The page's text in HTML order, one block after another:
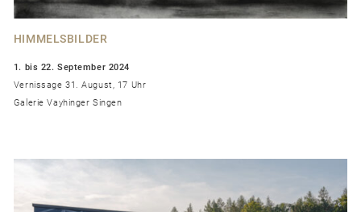
HIMMELSBILDER
1. bis 22. September 2024
Vernissage 31. August, 17 Uhr
Galerie Vayhinger Singen